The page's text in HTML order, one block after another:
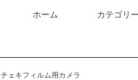
ホーム カテゴリー
チェキフィルム用カメラ